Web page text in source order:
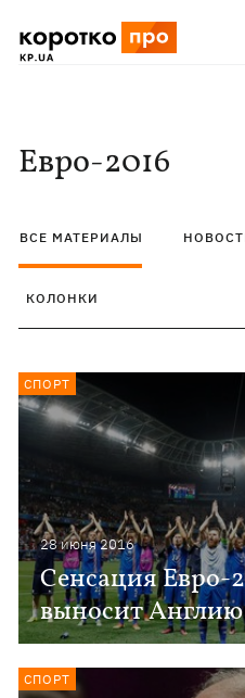
Евро-2016
ВСЕ МАТЕРИАЛЫ
КОЛОНКИ
28 июня 2016
Сенсация Евро-
выносит
СПОРТ
СПОРТ